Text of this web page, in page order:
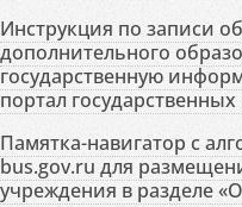
Инструкция по записи
дополнительного
государственную
портал
Памятка-навигатор с
bus.gov.ru для
учреждения в разделе